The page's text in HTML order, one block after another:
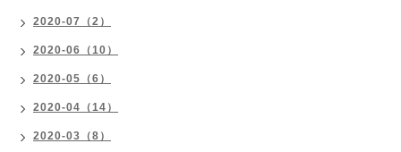
2020-07（2）
2020-06（10）
2020-05（6）
2020-04（14）
2020-03（8）